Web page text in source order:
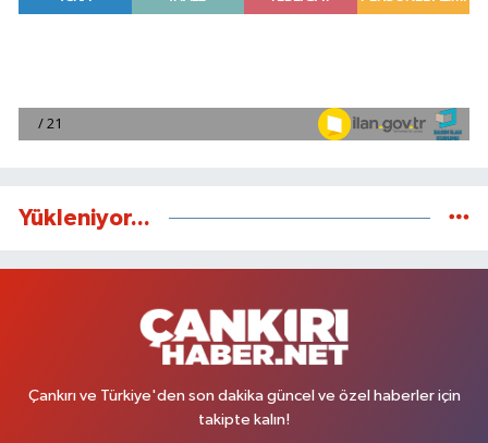
Yükleniyor...
Çankırı ve Türkiye'den son dakika güncel ve özel haberler için
takipte kalın!